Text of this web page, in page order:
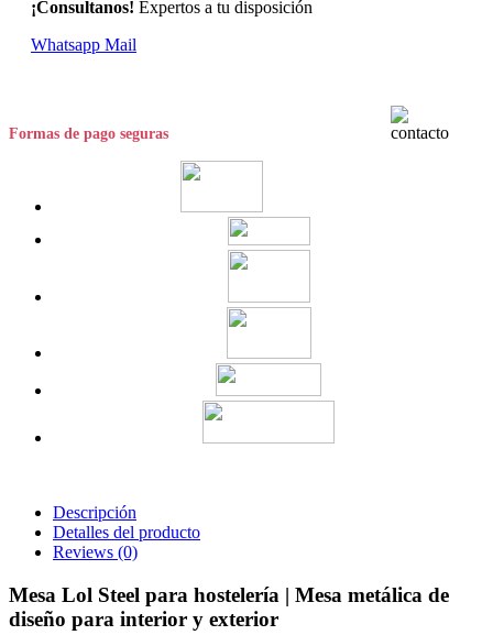
¡Consultanos! Expertos a tu disposición
Whatsapp Mail
Formas de pago seguras
Descripción
Detalles del producto
Reviews (0)
Mesa Lol Steel para hostelería | Mesa metálica de
diseño para interior y exterior